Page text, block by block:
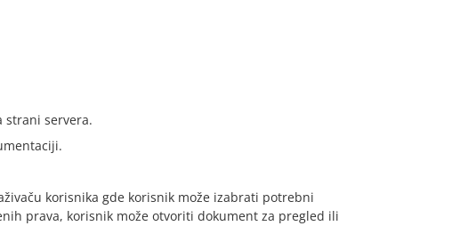
strani servera.
korisnika gde korisnik može izabrati potrebni
prava, korisnik može otvoriti dokument za pregled ili